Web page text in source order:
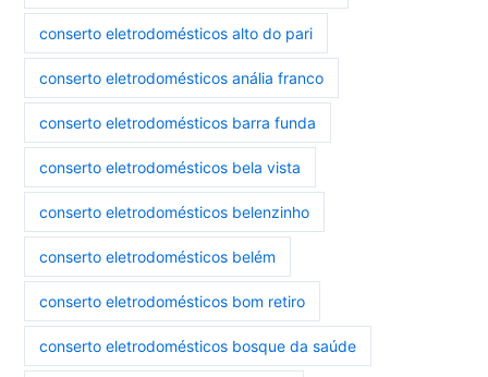
conserto eletrodomésticos alto do pari
conserto eletrodomésticos anália franco
conserto eletrodomésticos barra funda
conserto eletrodomésticos bela vista
conserto eletrodomésticos belenzinho
conserto eletrodomésticos belém
conserto eletrodomésticos bom retiro
conserto eletrodomésticos bosque da saúde